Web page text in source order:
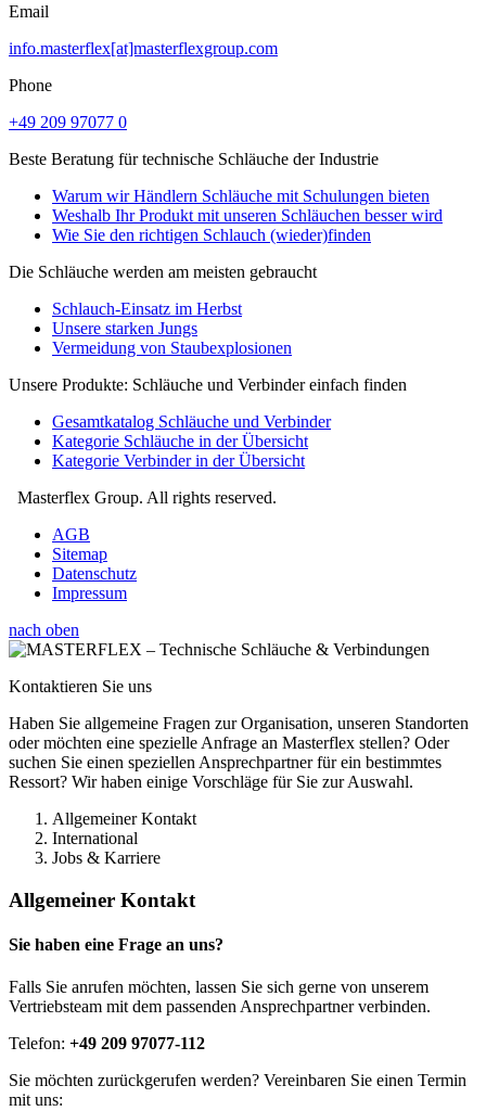
Email
info.masterflex[at]masterflexgroup.com
Phone
+49 209 97077 0
Beste Beratung für technische Schläuche der Industrie
Warum wir Händlern Schläuche mit Schulungen bieten
Weshalb Ihr Produkt mit unseren Schläuchen besser wird
Wie Sie den richtigen Schlauch (wieder)finden
Die Schläuche werden am meisten gebraucht
Schlauch-Einsatz im Herbst
Unsere starken Jungs
Vermeidung von Staubexplosionen
Unsere Produkte: Schläuche und Verbinder einfach finden
Gesamtkatalog Schläuche und Verbinder
Kategorie Schläuche in der Übersicht
Kategorie Verbinder in der Übersicht
Masterflex Group. All rights reserved.
AGB
Sitemap
Datenschutz
Impressum
nach oben
Kontaktieren Sie uns
Haben Sie allgemeine Fragen zur Organisation, unseren Standorten
oder möchten eine spezielle Anfrage an Masterflex stellen? Oder
suchen Sie einen speziellen Ansprechpartner für ein bestimmtes
Ressort? Wir haben einige Vorschläge für Sie zur Auswahl.
Allgemeiner Kontakt
International
Jobs & Karriere
Allgemeiner Kontakt
Sie haben eine Frage an uns?
Falls Sie anrufen möchten, lassen Sie sich gerne von unserem
Vertriebsteam mit dem passenden Ansprechpartner verbinden.
Telefon: +49 209 97077-112
Sie möchten zurückgerufen werden? Vereinbaren Sie einen Termin
mit uns: